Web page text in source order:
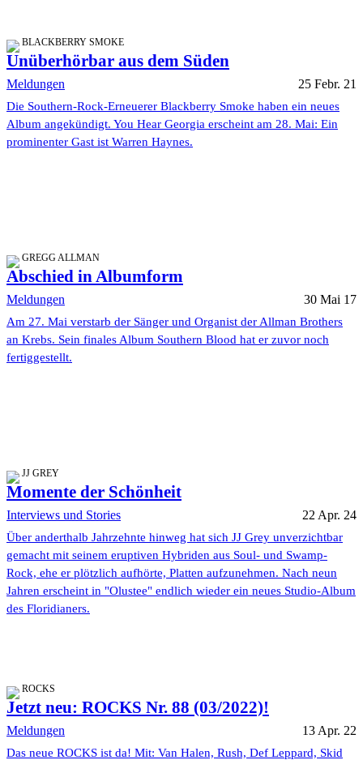
BLACKBERRY SMOKE
Unüberhörbar aus dem Süden
Meldungen 25 Febr. 21
Die Southern-Rock-Erneuerer Blackberry Smoke haben ein neues
Album angekündigt. You Hear Georgia erscheint am 28. Mai: Ein
prominenter Gast ist Warren Haynes.
GREGG ALLMAN
Abschied in Albumform
Meldungen 30 Mai 17
Am 27. Mai verstarb der Sänger und Organist der Allman Brothers
an Krebs. Sein finales Album Southern Blood hat er zuvor noch
fertiggestellt.
JJ GREY
Momente der Schönheit
Interviews und Stories 22 Apr. 24
Über anderthalb Jahrzehnte hinweg hat sich JJ Grey unverzichtbar
gemacht mit seinem eruptiven Hybriden aus Soul- und Swamp-
Rock, ehe er plötzlich aufhörte, Platten aufzunehmen. Nach neun
Jahren erscheint in "Olustee" endlich wieder ein neues Studio-Album
des Floridianers.
ROCKS
Jetzt neu: ROCKS Nr. 88 (03/2022)!
Meldungen 13 Apr. 22
Das neue ROCKS ist da! Mit: Van Halen, Rush, Def Leppard, Skid